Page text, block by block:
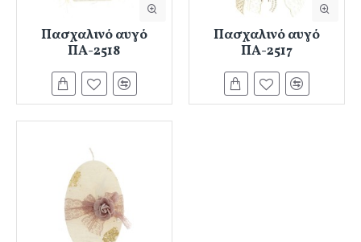
Πασχαλινό αυγό
ΠΑ-2518
Πασχαλινό αυγό
ΠΑ-2517